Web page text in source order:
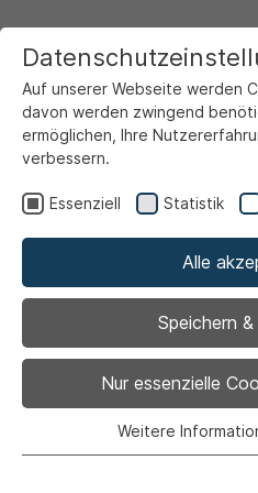
Stadtgeschichte
Auf unserer Webseite werden
davon werden zwingend
ermöglichen, Ihre
verbessern.
Essenziell Statistik
Alle
Speichern
Nur essenzielle
Essenzielle Cookies werden
Weitere